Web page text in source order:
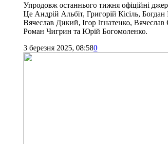
Упродовж останнього тижня офіційні
Це Андрій Альбіт, Григорій Кісіль,
Вячеслав Дикий, Ігор Ігнатенко,
Роман Чигрин та Юрій Богомоленко.
3 березня 2025, 08:580